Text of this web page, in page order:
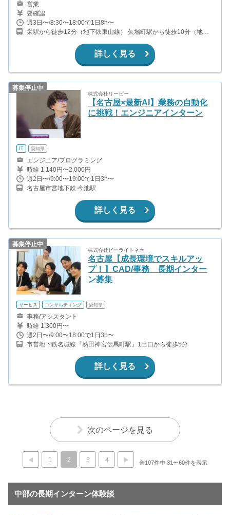
営業
要確認
週3日〜/8:30〜18:00で1日8h〜
栄駅から徒歩12分（地下鉄東山線） 矢場町駅から徒歩10分（地下
詳しく見る
募集停止中
株式会社リーピー
【名古屋×最新AI】業務の自動化
に挑戦！エンジニアインターン
IT 愛知県
エンジニア/プログラミング
時給 1,140円〜2,000円
週2日〜/9:00〜19:00で1日3h〜
名古屋市営地下鉄 今池駅
詳しく見る
募集停止中
株式会社ビーライトネオ
名古屋【成長環境でスキルアッ
プ！】CAD/事務 長期インター
ン募集
サービス コンサルティング 愛知県
事務/アシスタント
時給 1,300円〜
週2日〜/9:00〜18:00で1日3h〜
市営地下鉄名城線『熱田神宮伝馬町駅』1出口から徒歩5分
詳しく見る
次のページを見る
1 2 3 4 全107件中 31〜60件を表示
中部の長期インターン体験談